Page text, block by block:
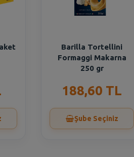
Barilla Tortellini
Formaggi Makarna
250 gr
188,60 TL
Şube Seçiniz